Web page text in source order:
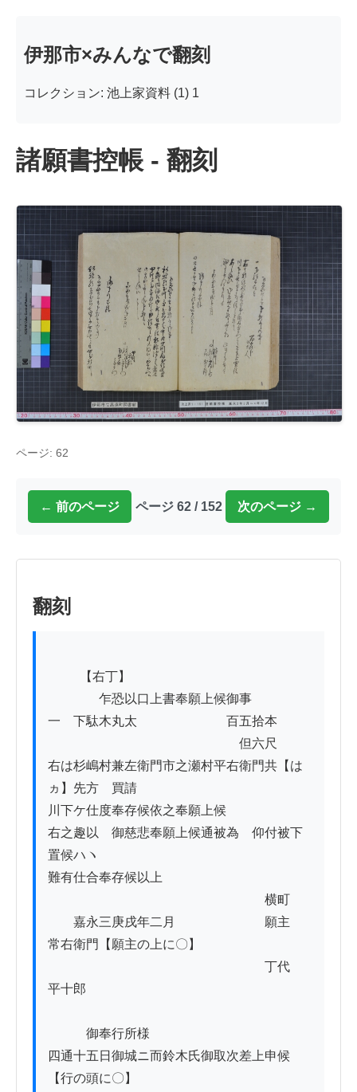
伊那市×みんなで翻刻
コレクション: 池上家資料 (1) 1
諸願書控帳 - 翻刻
ページ: 62
← 前のページ ページ 62 / 152 次のページ →
翻刻
乍恐以口上書奉願上候御事
一　下駄木丸太　　　　　　　百五拾本
但六尺
右は杉嶋村兼左衛門市之瀬村平右衛門共【は
ヵ】先方ゟ買請
川下ケ仕度奉存候依之奉願上候
右之趣以　御慈悲奉願上候通被為　仰付被下
置候ハヽ
難有仕合奉存候以上
横町
嘉永三庚戌年二月　　　　　　　願主
常右衛門【願主の上に〇】
丁代
平十郎
御奉行所様
四通十五日御城ニ而鈴木氏御取次差上申候
【行の頭に〇】